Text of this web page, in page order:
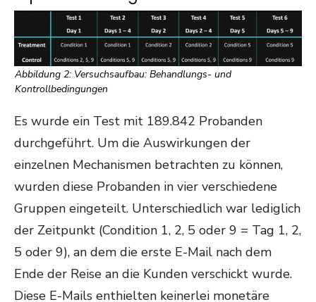
Abbildung 2: Versuchsaufbau: Behandlungs- und
Kontrollbedingungen
Es wurde ein Test mit 189.842 Probanden
durchgeführt. Um die Auswirkungen der
einzelnen Mechanismen betrachten zu können,
wurden diese Probanden in vier verschiedene
Gruppen eingeteilt. Unterschiedlich war lediglich
der Zeitpunkt (Condition 1, 2, 5 oder 9 = Tag 1, 2,
5 oder 9), an dem die erste E-Mail nach dem
Ende der Reise an die Kunden verschickt wurde.
Diese E-Mails enthielten keinerlei monetäre